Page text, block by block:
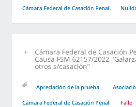
Cámara Federal de Casación Penal
Cámara Federal de Casación
Causa FSM 62157/2022
otros s/casación"
Apreciación de la prueba
Cámara Federal de Casación Penal Fallo